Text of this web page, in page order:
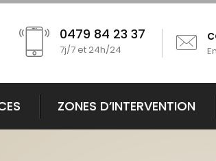
0479 84 23 37
7j/7 et 24h/24
ZONES D’INTERVENTION